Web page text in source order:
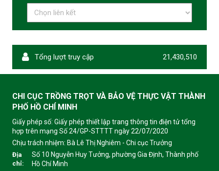
Tổng lượt truy cập 21,430,510
CHI CỤC TRỒNG TRỌT VÀ BẢO VỆ THỰC VẬT THÀNH
PHỐ HỒ CHÍ MINH
Giấy phép số: Giấy phép thiết lập trang thông tin điện tử tổng
hợp trên mạng Số 24/GP-STTTT ngày 22/07/2020
Chịu trách nhiệm: Bà Lê Thị Nghiêm - Chi cục Trưởng
Địa
chỉ:
Số 10 Nguyễn Huy Tưởng, phường Gia Định, Thành phố
Hồ Chí Minh